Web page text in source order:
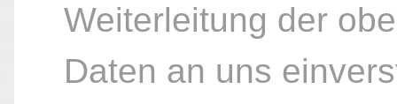
Weiterleitung der
Daten an uns